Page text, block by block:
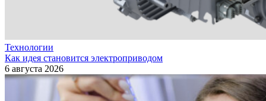
Технологии
Как идея становится электроприводом
6 августа 2026